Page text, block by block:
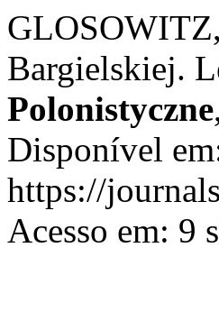
Bargielskiej.
Polonistyczne
Disponível
https://
Acesso em: 9